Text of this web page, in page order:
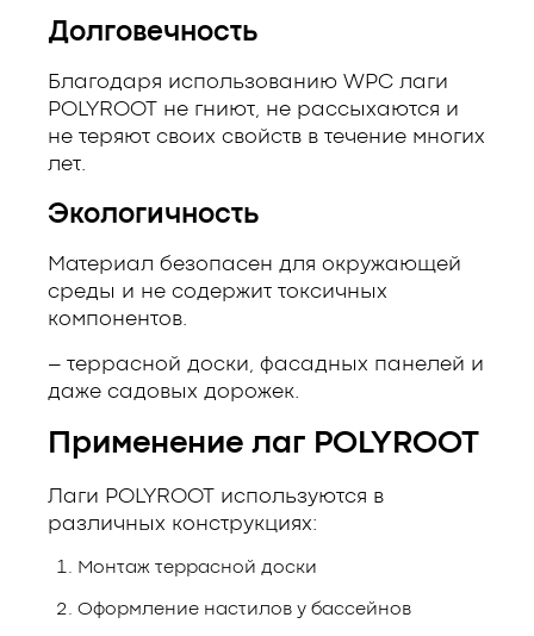
Долговечность
Благодаря использованию WPC лаги
POLYROOT не гниют, не рассыхаются и
не теряют своих свойств в течение многих
лет.
Экологичность
Материал безопасен для окружающей
среды и не содержит токсичных
компонентов.
– террасной доски, фасадных панелей и
даже садовых дорожек.
Применение лаг POLYROOT
Лаги POLYROOT используются в
различных конструкциях:
Монтаж террасной доски
Оформление настилов у бассейнов